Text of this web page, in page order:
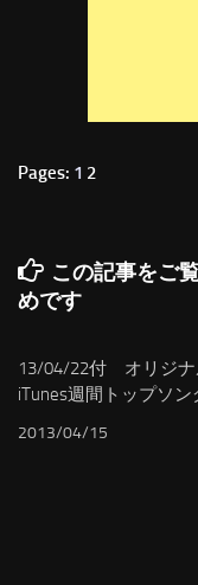
Pages: 1 2
この記事をご
めです
13/04/22付 オリジナ
iTunes週間トップソン
2013/04/15